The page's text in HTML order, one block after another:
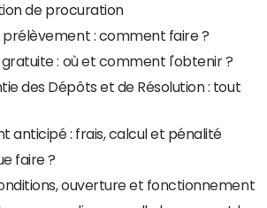
de procuration
prélèvement : comment faire ?
: où et comment l'obtenir ?
des Dépôts et de Résolution : tout
anticipé : frais, calcul et pénalité
faire ?
ouverture et fonctionnement